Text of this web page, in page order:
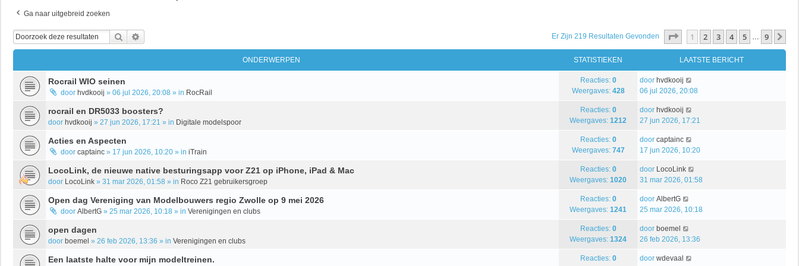
Ga naar uitgebreid zoeken
Zoek Er Zijn 219 Resultaten Gevonden Pagina1 Van 9
1 2 3 4 5 … 9
ONDERWERPEN STATISTIEKEN LAATSTE BERICHT
Rocrail WIO seinen
door hvdkooij » 06 jul 2026, 20:08 » in RocRail
Reacties: 0
Weergaves: 428
door hvdkooij
06 jul 2026, 20:08
rocrail en DR5033 boosters?
door hvdkooij » 27 jun 2026, 17:21 » in Digitale modelspoor
Reacties: 0
Weergaves: 1212
door hvdkooij
27 jun 2026, 17:21
Acties en Aspecten
door captainc » 17 jun 2026, 10:20 » in iTrain
Reacties: 0
Weergaves: 747
door captainc
17 jun 2026, 10:20
LocoLink, de nieuwe native besturingsapp voor Z21 op iPhone, iPad & Mac
door LocoLink » 31 mar 2026, 01:58 » in Roco Z21 gebruikersgroep
Reacties: 0
Weergaves: 1020
door LocoLink
31 mar 2026, 01:58
Open dag Vereniging van Modelbouwers regio Zwolle op 9 mei 2026
door AlbertG » 25 mar 2026, 10:18 » in Verenigingen en clubs
Reacties: 0
Weergaves: 1241
door AlbertG
25 mar 2026, 10:18
open dagen
door boemel » 26 feb 2026, 13:36 » in Verenigingen en clubs
Reacties: 0
Weergaves: 1324
door boemel
26 feb 2026, 13:36
Een laatste halte voor mijn modeltreinen. Reacties: 0
door wdevaal